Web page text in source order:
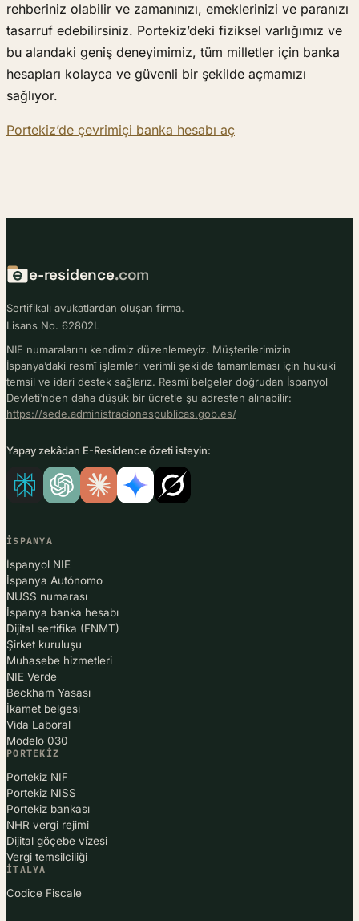
rehberiniz olabilir ve zamanınızı, emeklerinizi ve paranızı
tasarruf edebilirsiniz. Portekiz’deki fiziksel varlığımız ve
bu alandaki geniş deneyimimiz, tüm milletler için banka
hesapları kolayca ve güvenli bir şekilde açmamızı
sağlıyor.
Portekiz’de çevrimiçi banka hesabı aç
e-residence.com
Sertifikalı avukatlardan oluşan firma.
Lisans No. 62802L
NIE numaralarını kendimiz düzenlemeyiz. Müşterilerimizin
İspanya’daki resmî işlemleri verimli şekilde tamamlaması için hukuki
temsil ve idari destek sağlarız. Resmî belgeler doğrudan İspanyol
Devleti’nden daha düşük bir ücretle şu adresten alınabilir:
https://sede.administracionespublicas.gob.es/
Yapay zekâdan E-Residence özeti isteyin:
İSPANYA
İspanyol NIE
İspanya Autónomo
NUSS numarası
İspanya banka hesabı
Dijital sertifika (FNMT)
Şirket kuruluşu
Muhasebe hizmetleri
NIE Verde
Beckham Yasası
İkamet belgesi
Vida Laboral
Modelo 030
PORTEKIZ
Portekiz NIF
Portekiz NISS
Portekiz bankası
NHR vergi rejimi
Dijital göçebe vizesi
Vergi temsilciliği
İTALYA
Codice Fiscale